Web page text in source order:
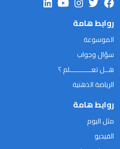
روابط هامة
الموسوعة
سؤال وجواب
هــل تعـــــــــــلم ؟
الرياضة الذهنية
روابط هامة
مثل اليوم
الفيديو